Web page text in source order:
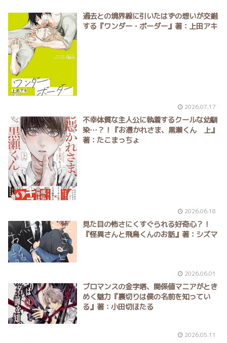
過去との境界線に引いたはずの想いが交錯
する『ワンダー・ボーダー』著：上田アキ
2026.07.17
不幸体質な主人公に執着するクールな幼馴
染…？！『お憑かれさま、黒瀬くん 上』
著：たこまっちょ
2026.06.18
見た目の怖さにくすぐられる好奇心？！
『怪異さんと飛鳥くんのお話』著：シズマ
2026.06.01
ブロマンスの金字塔、関係値マニアがとき
めく魅力『裏切りは僕の名前を知ってい
る』著：小田切ほたる
2026.05.11